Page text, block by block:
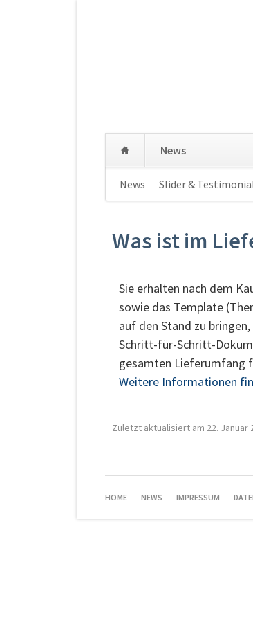
News
News Slider &
Was ist im
Sie erhalten nach dem
sowie das Template
auf den Stand zu
Schritt-für-Schritt-
gesamten Lieferumfang
Weitere Informationen
Zuletzt aktualisiert am 22. Januar
NAVIGATION
HOME NEWS IMPRESSUM